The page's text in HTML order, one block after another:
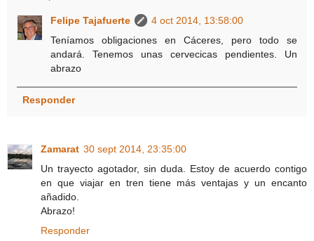
Felipe Tajafuerte
4 oct 2014, 13:58:00
Teníamos obligaciones en Cáceres, pero todo se
andará. Tenemos unas cervecicas pendientes. Un
abrazo
Responder
Zamarat 30 sept 2014, 23:35:00
Un trayecto agotador, sin duda. Estoy de acuerdo contigo
en que viajar en tren tiene más ventajas y un encanto
añadido.
Abrazo!
Responder